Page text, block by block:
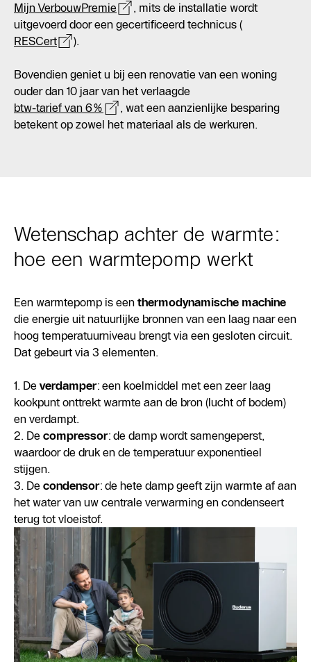
Mijn VerbouwPremie
, mits de installatie wordt
uitgevoerd door een gecertificeerd technicus (
RESCert
).
Bovendien geniet u bij een renovatie van een woning
ouder dan 10 jaar van het verlaagde
btw-tarief van 6%
, wat een aanzienlijke besparing
betekent op zowel het materiaal als de werkuren.
Wetenschap achter de warmte:
hoe een warmtepomp werkt
Een warmtepomp is een thermodynamische machine
die energie uit natuurlijke bronnen van een laag naar een
hoog temperatuurniveau brengt via een gesloten circuit.
Dat gebeurt via 3 elementen.
1. De verdamper: een koelmiddel met een zeer laag
kookpunt onttrekt warmte aan de bron (lucht of bodem)
en verdampt.
2. De compressor: de damp wordt samengeperst,
waardoor de druk en de temperatuur exponentieel
stijgen.
3. De condensor: de hete damp geeft zijn warmte af aan
het water van uw centrale verwarming en condenseert
terug tot vloeistof.